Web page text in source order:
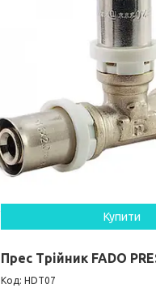
Купити
Прес Трійник FADO
HDT07